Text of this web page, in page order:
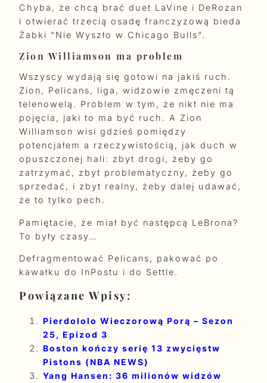
Chyba, że chcą brać duet LaVine i DeRozan
i otwierać trzecią osadę franczyzową bieda
Żabki “Nie Wyszło w Chicago Bulls”.
Zion Williamson ma problem
Wszyscy wydają się gotowi na jakiś ruch.
Zion, Pelicans, liga, widzowie zmęczeni tą
telenowelą. Problem w tym, że nikt nie ma
pojęcia, jaki to ma być ruch. A Zion
Williamson wisi gdzieś pomiędzy
potencjałem a rzeczywistością, jak duch w
opuszczonej hali: zbyt drogi, żeby go
zatrzymać, zbyt problematyczny, żeby go
sprzedać, i zbyt realny, żeby dalej udawać,
że to tylko pech.
Pamiętacie, że miał być następcą LeBrona?
To były czasy…
Defragmentować Pelicans, pakować po
kawałku do InPostu i do Settle.
Powiązane Wpisy:
Pierdololo Wieczorową Porą – Sezon
25, Epizod 3
Boston kończy serię 13 zwycięstw
Pistons (NBA NEWS)
Yang Hansen: 36 milionów widzów